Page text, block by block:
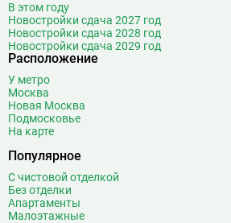
В этом году
Новостройки сдача 2027 год
Новостройки сдача 2028 год
Новостройки сдача 2029 год
Расположение
У метро
Москва
Новая Москва
Подмосковье
На карте
Популярное
С чистовой отделкой
Без отделки
Апартаменты
Малоэтажные